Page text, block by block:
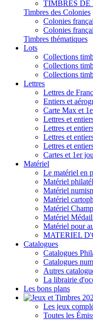
TIMBRES DE
Timbres des Colonies
Colonies
Colonies
Timbres thématiques
Lots
Collections
Collections
Collections
Lettres
Lettres de
Entiers et
Carte Max et
Lettres et
Lettres et
Lettres et
Lettres et
Cartes et 1er
Matériel
Le matériel en
Matériel
Matériel
Matériel
Matériel
Matériel
Matériel pour
MATERIEL
Catalogues
Catalogues
Catalogues
Autres
La librairie
Les bons plans
Les jeux
Toutes les